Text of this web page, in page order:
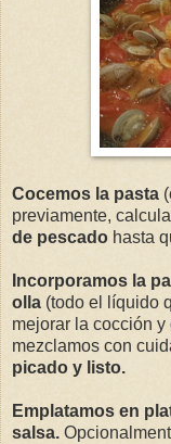
Cocemos la pasta
previamente,
de pescado hasta
Incorporamos la
olla (todo el líquido
mejorar la cocción
mezclamos con
picado y listo.
Emplatamos en
salsa.